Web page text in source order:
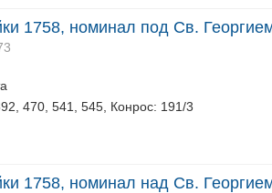
1758, номинал под Св.
470, 541, 545, Конрос: 191/3
1758, номинал над Св.